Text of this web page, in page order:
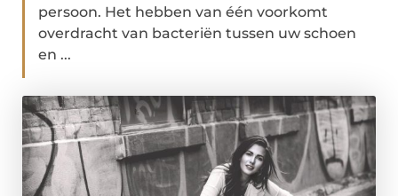
persoon. Het hebben van één voorkomt
overdracht van bacteriën tussen uw schoen
en ...